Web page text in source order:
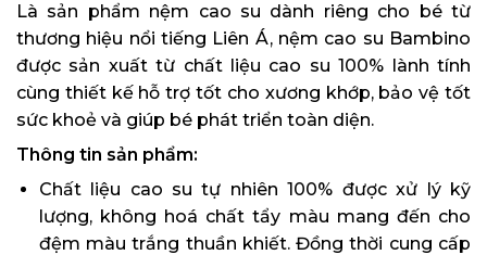
Là sản phẩm nệm cao su dành riêng cho bé từ
thương hiệu nổi tiếng Liên Á, nệm cao su Bambino
được sản xuất từ chất liệu cao su 100% lành tính
cùng thiết kế hỗ trợ tốt cho xương khớp, bảo vệ tốt
sức khoẻ và giúp bé phát triển toàn diện.
Thông tin sản phẩm:
Chất liệu cao su tự nhiên 100% được xử lý kỹ
lượng, không hoá chất tẩy màu mang đến cho
đệm màu trắng thuần khiết. Đồng thời cung cấp